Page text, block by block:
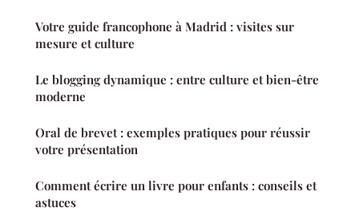
Votre guide francophone à Madrid : visites sur
mesure et culture
Le blogging dynamique : entre culture et bien-être
moderne
Oral de brevet : exemples pratiques pour réussir
votre présentation
Comment écrire un livre pour enfants : conseils et
astuces